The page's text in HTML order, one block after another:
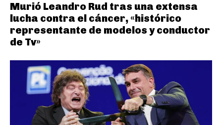
Murió Leandro Rud tras una extensa
lucha contra el cáncer, «histórico
representante de modelos y conductor
de Tv»